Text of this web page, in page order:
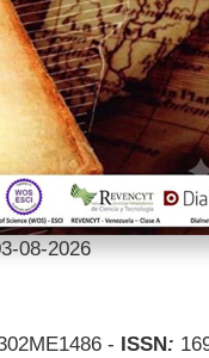
08-2026
- ISSN: